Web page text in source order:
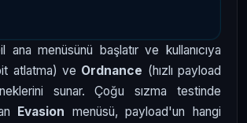
ana menüsünü başlatır ve kullanıcıya
atlatma) ve Ordnance (hızlı payload
sunar. Çoğu sızma testinde
Evasion menüsü, payload'un hangi